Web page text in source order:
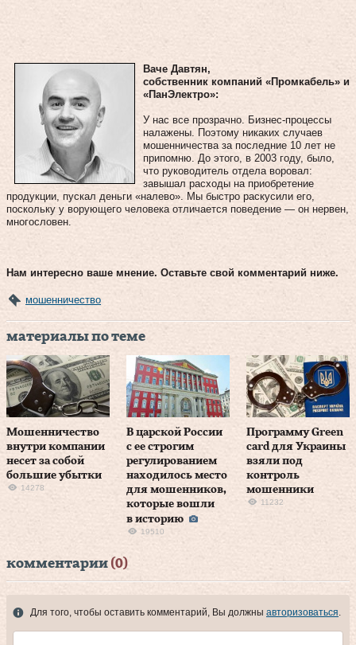
Ваче Давтян,
собственник компаний «Промкабель» и
«ПанЭлектро»:
У нас все прозрачно. Бизнес-процессы
налажены. Поэтому никаких случаев
мошенничества за последние 10 лет не
припомню. До этого, в 2003 году, было,
что руководитель отдела воровал:
завышал расходы на приобретение
продукции, пускал деньги «налево». Мы быстро раскусили его,
поскольку у ворующего человека отличается поведение — он нервен,
многословен.
Нам интересно ваше мнение. Оставьте свой комментарий ниже.
мошенничество
материалы по теме
Мошенничество
внутри компании
несет за собой
большие убытки
14278
В царской России
с ее строгим
регулированием
находилось место
для мошенников,
которые вошли
в историю
19510
Программу Green
card для Украины
взяли под
контроль
мошенники
11232
комментарии (0)
Для того, чтобы оставить комментарий, Вы должны авторизоваться.